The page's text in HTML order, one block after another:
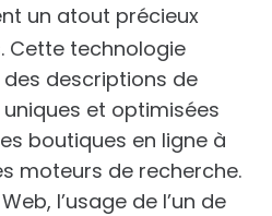
un atout précieux
Cette technologie
descriptions de
et optimisées
boutiques en ligne à
moteurs de recherche.
l’usage de l’un de